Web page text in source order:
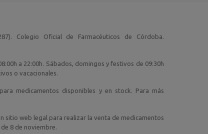
Colegio Oficial de Farmacéuticos de Córdoba.
a 22:00h. Sábados, domingos y festivos de 09:30h
o vacacionales.
medicamentos disponibles y en stock. Para más
sitio web legal para realizar la venta de medicamentos
8 de noviembre.